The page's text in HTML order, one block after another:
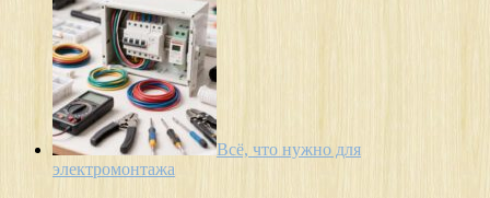
Всё, что нужно для
электромонтажа